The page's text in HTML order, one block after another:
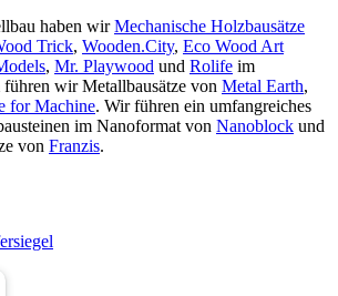
haben wirMechanische Holzbausätze
Trick, Wooden.City, Eco Wood Art
, Mr. Playwood und Rolife im
wir Metallbausätze von Metal Earth,
for Machine. Wir führen ein umfangreiches
im Nanoformat von Nanoblock und
von Franzis.